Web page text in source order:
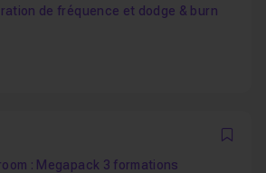
de fréquence et dodge & burn
: Megapack 3 formations